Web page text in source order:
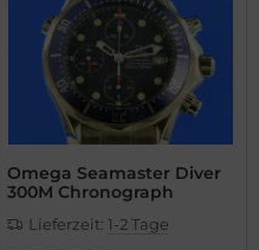
Omega Seamaster Diver
300M Chronograph
Lieferzeit: 1-2 Tage